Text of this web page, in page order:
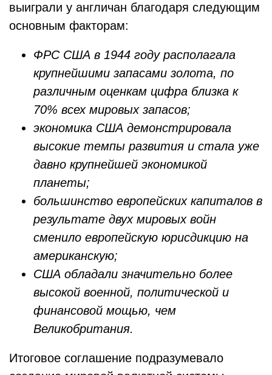
выиграли у англичан благодаря следующим
основным факторам:
ФРС США в 1944 году располагала
крупнейшими запасами золота, по
различным оценкам цифра близка к
70% всех мировых запасов;
экономика США демонстрировала
высокие темпы развития и стала уже
давно крупнейшей экономикой
планеты;
большинство европейских капиталов в
результате двух мировых войн
сменило европейскую юрисдикцию на
американскую;
США обладали значительно более
высокой военной, политической и
финансовой мощью, чем
Великобритания.
Итоговое соглашение подразумевало